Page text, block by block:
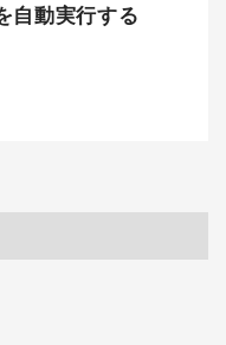
動実行する